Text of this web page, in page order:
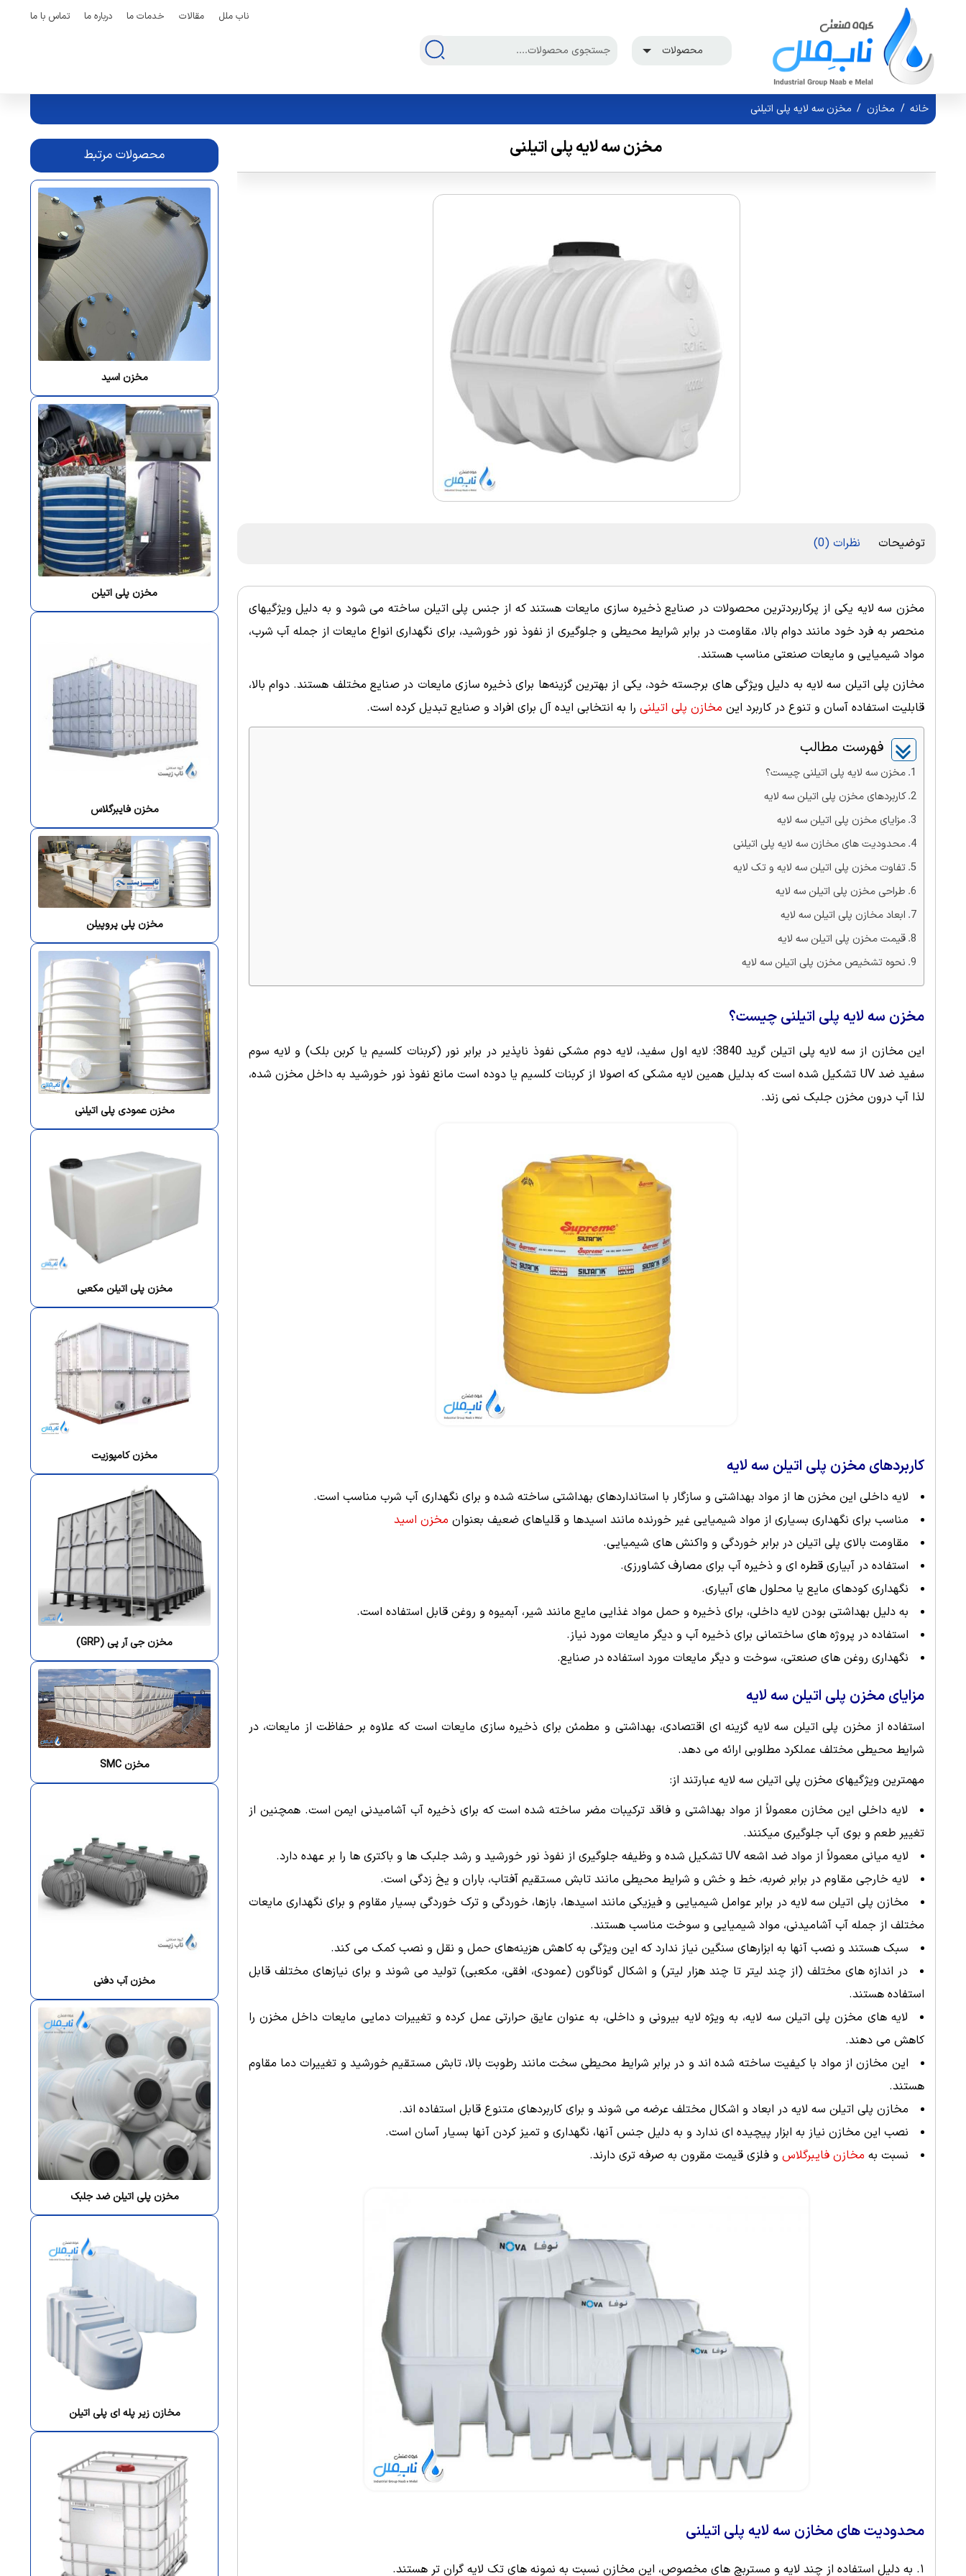
محصولات
ناب ملل مقالات خدمات ما درباره ما تماس با ما
خانه / مخازن / مخزن سه لایه پلی اتیلنی
مخزن سه لایه پلی اتیلنی
توضیحات نظرات (0)
مخزن سه لایه یکی از پرکاربردترین محصولات در صنایع ذخیره سازی مایعات هستند که از جنس پلی اتیلن ساخته می شود و به دلیل ویژگیهای
منحصر به فرد خود مانند دوام بالا، مقاومت در برابر شرایط محیطی و جلوگیری از نفوذ نور خورشید، برای نگهداری انواع مایعات از جمله آب شرب،
مواد شیمیایی و مایعات صنعتی مناسب هستند.
مخازن پلی اتیلن سه لایه به دلیل ویژگی های برجسته خود، یکی از بهترین گزینه‌ها برای ذخیره سازی مایعات در صنایع مختلف هستند. دوام بالا،
قابلیت استفاده آسان و تنوع در کاربرد این مخازن پلی اتیلنیرا به انتخابی ایده آل برای افراد و صنایع تبدیل کرده است.
فهرست مطالب
مخزن سه لایه پلی اتیلنی چیست؟
کاربردهای مخزن پلی اتیلن سه لایه
مزایای مخزن پلی اتیلن سه لایه
محدودیت های مخازن سه لایه پلی اتیلنی
تفاوت مخزن پلی اتیلن سه لایه و تک لایه
طراحی مخزن پلی اتیلن سه لایه
ابعاد مخازن پلی اتیلن سه لایه
قیمت مخزن پلی اتیلن سه لایه
نحوه تشخیص مخزن پلی اتیلن سه لایه
مخزن سه لایه پلی اتیلنی چیست؟
این مخازن از سه لایه پلی اتیلن گرید 3840؛ لایه اول سفید، لایه دوم مشکی نفوذ ناپذیر در برابر نور (کربنات کلسیم یا کربن بلک) و لایه سوم
سفید ضد UV تشکیل شده است که بدلیل همین لایه مشکی که اصولا از کربنات کلسیم یا دوده است مانع نفوذ نور خورشید به داخل مخزن شده،
لذا آب درون مخزن جلبک نمی زند.
کاربردهای مخزن پلی اتیلن سه لایه
لایه داخلی این مخزن ها از مواد بهداشتی و سازگار با استانداردهای بهداشتی ساخته شده و برای نگهداری آب شرب مناسب است.
مناسب برای نگهداری بسیاری از مواد شیمیایی غیر خورنده مانند اسیدها و قلیاهای ضعیف بعنوان مخزن اسید
مقاومت بالای پلی اتیلن در برابر خوردگی و واکنش های شیمیایی.
استفاده در آبیاری قطره ای و ذخیره آب برای مصارف کشاورزی.
نگهداری کودهای مایع یا محلول های آبیاری.
به دلیل بهداشتی بودن لایه داخلی، برای ذخیره و حمل مواد غذایی مایع مانند شیر، آبمیوه و روغن قابل استفاده است.
استفاده در پروژه های ساختمانی برای ذخیره آب و دیگر مایعات مورد نیاز.
نگهداری روغن های صنعتی، سوخت و دیگر مایعات مورد استفاده در صنایع.
مزایای مخزن پلی اتیلن سه لایه
استفاده از مخزن پلی اتیلن سه لایه گزینه ای اقتصادی، بهداشتی و مطمئن برای ذخیره سازی مایعات است که علاوه بر حفاظت از مایعات، در
شرایط محیطی مختلف عملکرد مطلوبی ارائه می دهد.
مهمترین ویژگیهای مخزن پلی اتیلن سه لایه عبارتند از:
لایه داخلی این مخازن معمولاً از مواد بهداشتی و فاقد ترکیبات مضر ساخته شده است که برای ذخیره آب آشامیدنی ایمن است. همچنین از
تغییر طعم و بوی آب جلوگیری میکنند.
لایه میانی معمولاً از مواد ضد اشعه UV تشکیل شده و وظیفه جلوگیری از نفوذ نور خورشید و رشد جلبک ها و باکتری ها را بر عهده دارد.
لایه خارجی مقاوم در برابر ضربه، خط و خش و شرایط محیطی مانند تابش مستقیم آفتاب، باران و یخ زدگی است.
مخازن پلی اتیلن سه لایه در برابر عوامل شیمیایی و فیزیکی مانند اسیدها، بازها، خوردگی و ترک خوردگی بسیار مقاوم و برای نگهداری مایعات
مختلف از جمله آب آشامیدنی، مواد شیمیایی و سوخت مناسب هستند.
سبک هستند و نصب آنها به ابزارهای سنگین نیاز ندارد که این ویژگی به کاهش هزینه‌های حمل و نقل و نصب کمک می کند.
در اندازه های مختلف (از چند لیتر تا چند هزار لیتر) و اشکال گوناگون (عمودی، افقی، مکعبی) تولید می شوند و برای نیازهای مختلف قابل
استفاده هستند.
لایه های مخزن پلی اتیلن سه لایه، به ویژه لایه بیرونی و داخلی، به عنوان عایق حرارتی عمل کرده و تغییرات دمایی مایعات داخل مخزن را
کاهش می دهند.
این مخازن از مواد با کیفیت ساخته شده اند و در برابر شرایط محیطی سخت مانند رطوبت بالا، تابش مستقیم خورشید و تغییرات دما مقاوم
هستند.
مخازن پلی اتیلن سه لایه در ابعاد و اشکال مختلف عرضه می شوند و برای کاربردهای متنوع قابل استفاده اند.
نصب این مخازن نیاز به ابزار پیچیده ای ندارد و به دلیل جنس آنها، نگهداری و تمیز کردن آنها بسیار آسان است.
نسبت به مخازن فایبرگلاسو فلزی قیمت مقرون به صرفه تری دارند.
محدودیت های مخازن سه لایه پلی اتیلنی
به دلیل استفاده از چند لایه و مستربچ های مخصوص، این مخازن نسبت به نمونه های تک لایه گران تر هستند.
محصولات مرتبط
مخزن اسید
مخزن پلی اتیلن
مخزن فایبرگلاس
مخزن پلی پروپیلن
مخزن عمودی پلی اتیلنی
مخزن پلی اتیلن مکعبی
مخزن کامپوزیت
مخزن جی آر پی (GRP)
مخزن SMC
مخزن آب دفنی
مخزن پلی اتیلن ضد جلبک
مخازن زیر پله ای پلی اتیلن